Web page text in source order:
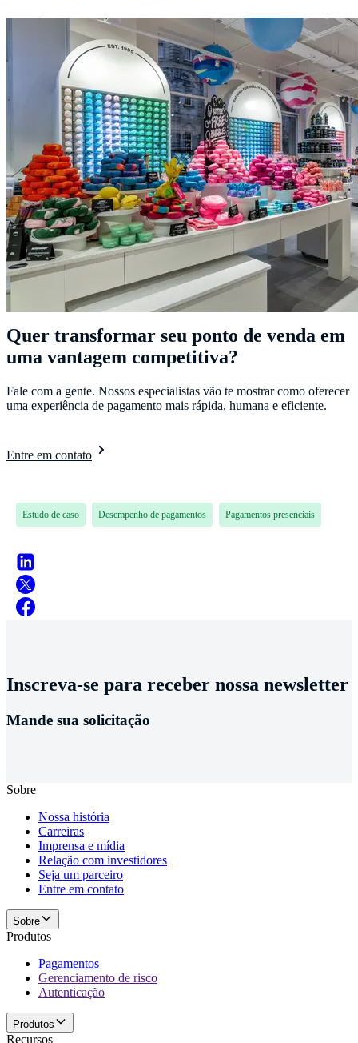
Quer transformar seu ponto de venda em
uma vantagem competitiva?
Fale com a gente. Nossos especialistas vão te mostrar como oferecer
uma experiência de pagamento mais rápida, humana e eficiente.
Entre em contato
Estudo de caso Desempenho de pagamentos Pagamentos presenciais
Inscreva-se para receber nossa newsletter
Mande sua solicitação
Sobre
Nossa história
Carreiras
Imprensa e mídia
Relação com investidores
Seja um parceiro
Entre em contato
Sobre
Produtos
Pagamentos
Gerenciamento de risco
Autenticação
Produtos
Recursos